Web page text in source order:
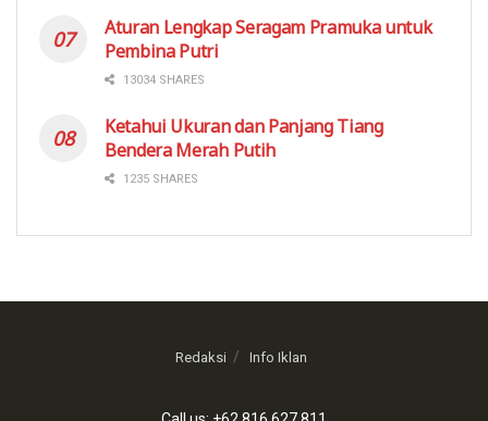
Aturan Lengkap Seragam Pramuka untuk
Pembina Putri
13034 SHARES
Ketahui Ukuran dan Panjang Tiang
Bendera Merah Putih
1235 SHARES
Redaksi Info Iklan